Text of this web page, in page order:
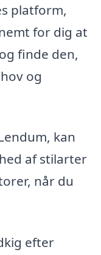
platform,
for dig at
finde den,
og
kan
af stilarter
når du
efter